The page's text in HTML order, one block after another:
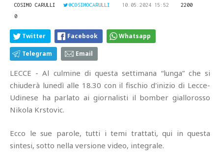
COSIMO CARULLI @COSIMOCARULLI 10.05.2024 15:52
2200
0
Twitter Facebook Whatsapp
Telegram Email
LECCE - Al culmine di questa settimana “lunga” che si
chiuderà lunedì alle 18.30 con il fischio d'inizio di Lecce-
Udinese ha parlato ai giornalisti il bomber giallorosso
Nikola Krstovic.
Ecco le sue parole, tutti i temi trattati, qui in questa
sintesi, sotto nella versione video, integrale.